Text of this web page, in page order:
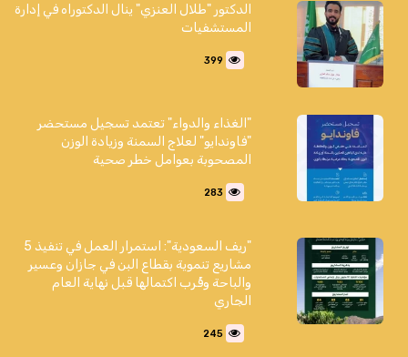
الدكتور "طلال العنزي" ينال الدكتوراه في إدارة
المستشفيات
399
"الغذاء والدواء" تعتمد تسجيل مستحضر
"فاوندايو" لعلاج السمنة وزيادة الوزن
المصحوبة بعوامل خطر صحية
283
"ريف السعودية": استمرار العمل في تنفيذ 5
مشاريع تنموية بقطاع البن في جازان وعسير
والباحة وقُرب اكتمالها قبل نهاية العام
الجاري
245